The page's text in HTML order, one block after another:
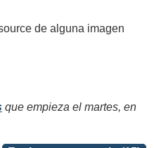
de alguna imagen
que empieza el martes, en